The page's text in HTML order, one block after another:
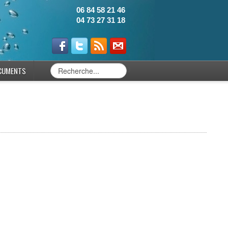
06 84 58 21 46
04 73 27 31 18